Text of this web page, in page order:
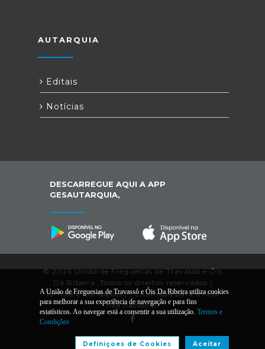
AUTARQUIA
Editais
Notícias
DESCARREGUE AQUI A APP
GESAUTARQUIA,
© 2026 União de Freguesias de Travassô e Óis
Da Ribeira. Todos os direitos reservados |
Termos e Condições|*Chamada para a rede
fixa nacional.
Desenvolvido por:
A União de Freguesias de Travassô e Óis Da Ribeira utiliza cookies
para melhorar a sua experiência de navegação e para fins
estatísticos. Ao navegar está a consentir a sua utilização. Termos e
Condições
Aceitar
Definiçoes de Cookies